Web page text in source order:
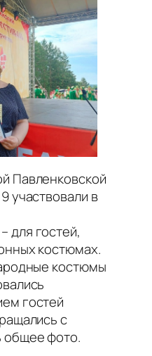
Павленковской
участвовали в
– для гостей,
костюмах.
костюмы
гостей
с
общее фото.